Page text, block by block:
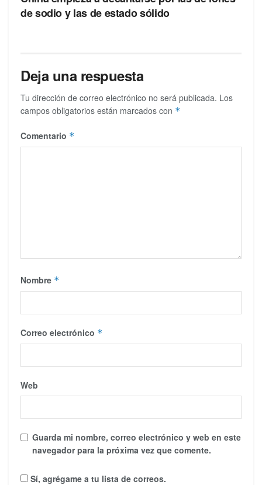
de sodio y las de estado sólido
Deja una respuesta
Tu dirección de correo electrónico no será publicada. Los
campos obligatorios están marcados con *
Comentario *
Nombre *
Correo electrónico *
Web
Guarda mi nombre, correo electrónico y web en este
navegador para la próxima vez que comente.
Sí, agrégame a tu lista de correos.